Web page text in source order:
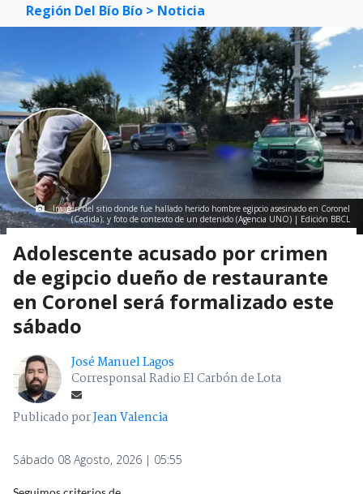
Región Del Bío Bío > Noticia
Imagen del sitio donde fue hallado herido hombre egipcio asesinado en Coronel
(Cedida); y foto de contexto de un detenido (Agencia UNO) | Edición BBCL
Adolescente acusado por crimen
de egipcio dueño de restaurante
en Coronel será formalizado este
sábado
José Manuel Lagos
Corresponsal Radio El Carbón de Lota
Publicado porJean Valencia
Sábado 08 Agosto, 2026 | 05:55